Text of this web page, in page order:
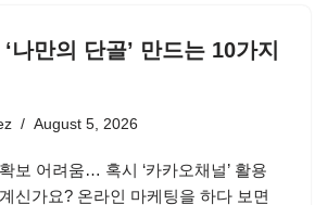
나만의 단골’ 만드는 10가지
August 5, 2026
보 어려움… 혹시 ‘카카오채널’ 활용
신가요? 온라인 마케팅을 하다 보면